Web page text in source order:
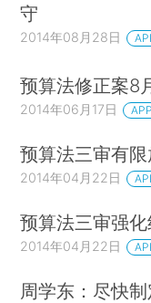
守
2014年08月28日
预算法修正案8
2014年06月17日
预算法三审有
2014年04月22日
预算法三审强
2014年04月22日
周学东：尽快